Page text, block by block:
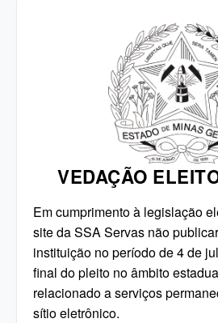
VEDAÇÃO
Em cumprimento à legislação
site da SSA Servas não
instituição no período de 4 de
final do pleito no âmbito
relacionado a serviços
sítio eletrônico.